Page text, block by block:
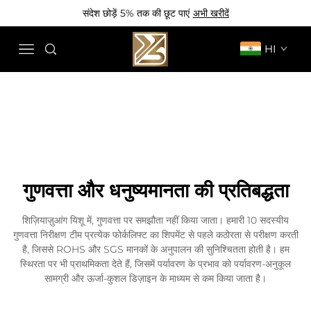
संदेश छोड़ें 5% तक की छूट पाएं अभी खरीदें
HI
गुणवत्ता और धनुष्यमानता की प्रतिबद्धता
शिज़ियाज़ुआंग यिशू में, गुणवत्ता पर समझौता नहीं किया जाता। हमारी 10 सदस्यीय
गुणवत्ता निरीक्षण टीम प्रत्येक फोर्कलिफ्ट का शिपमेंट से पहले कठोरता से परीक्षण करती
है, जिससे ROHS और SGS मानकों के अनुपालन की सुनिश्चितता होती है। हम
स्थिरता पर भी प्राथमिकता देते हैं, जिसमें पर्यावरण के प्रभाव को पर्यावरण-अनुकूल
सामग्री और ऊर्जा-कुशल डिज़ाइन के माध्यम से कम किया जाता है।